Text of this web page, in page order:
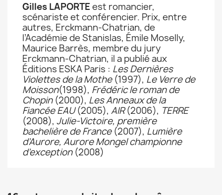
Gilles LAPORTE est romancier,
scénariste et conférencier. Prix, entre
autres, Erckmann-Chatrian, de
l’Académie de Stanislas, Émile Moselly,
Maurice Barrès, membre du jury
Erckmann-Chatrian, il a publié aux
Éditions ESKA Paris : Les Dernières
Violettes de la Mothe(1997), Le Verre de
Moisson(1998), Frédéric le roman de
Chopin(2000), Les Anneaux de la
Fiancée EAU(2005), AIR(2006), TERRE
(2008), Julie-Victoire, première
bachelière de France(2007), Lumière
d’Aurore, Aurore Mongel championne
d’exception (2008)